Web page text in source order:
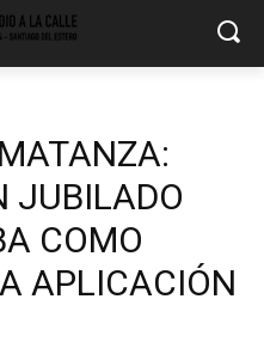
JUBILADO
COMO
APLICACIÓN